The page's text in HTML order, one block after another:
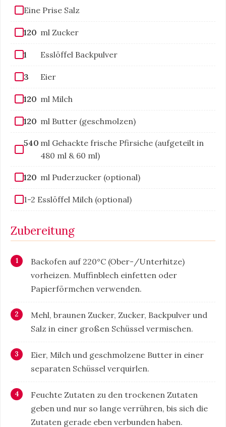
Eine Prise Salz
120 ml Zucker
1 Esslöffel Backpulver
3 Eier
120 ml Milch
120 ml Butter (geschmolzen)
540 ml Gehackte frische Pfirsiche (aufgeteilt in
480 ml & 60 ml)
120 ml Puderzucker (optional)
1-2 Esslöffel Milch (optional)
Zubereitung
Backofen auf 220°C (Ober-/Unterhitze)
vorheizen. Muffinblech einfetten oder
Papierförmchen verwenden.
Mehl, braunen Zucker, Zucker, Backpulver und
Salz in einer großen Schüssel vermischen.
Eier, Milch und geschmolzene Butter in einer
separaten Schüssel verquirlen.
Feuchte Zutaten zu den trockenen Zutaten
geben und nur so lange verrühren, bis sich die
Zutaten gerade eben verbunden haben.